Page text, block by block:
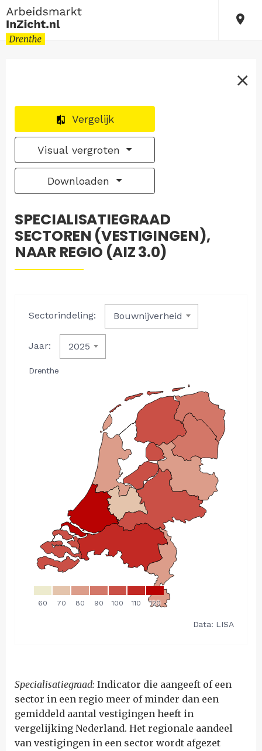
Vergelijk
Visual vergroten
Downloaden
SPECIALISATIEGRAAD
SECTOREN (VESTIGINGEN),
NAAR REGIO (AIZ 3.0)
Specialisatiegraad: Indicator die aangeeft of een
sector in een regio meer of minder dan een
gemiddeld aantal vestigingen heeft in
vergelijking Nederland. Het regionale aandeel
van vestigingen in een sector wordt afgezet